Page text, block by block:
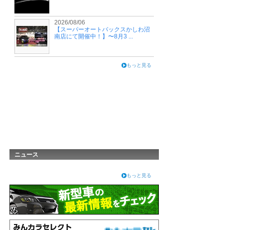
2026/08/06
【スーパーオートバックスかしわ沼
南店にて開催中！】〜8月3 ...
もっと見る
ニュース
もっと見る